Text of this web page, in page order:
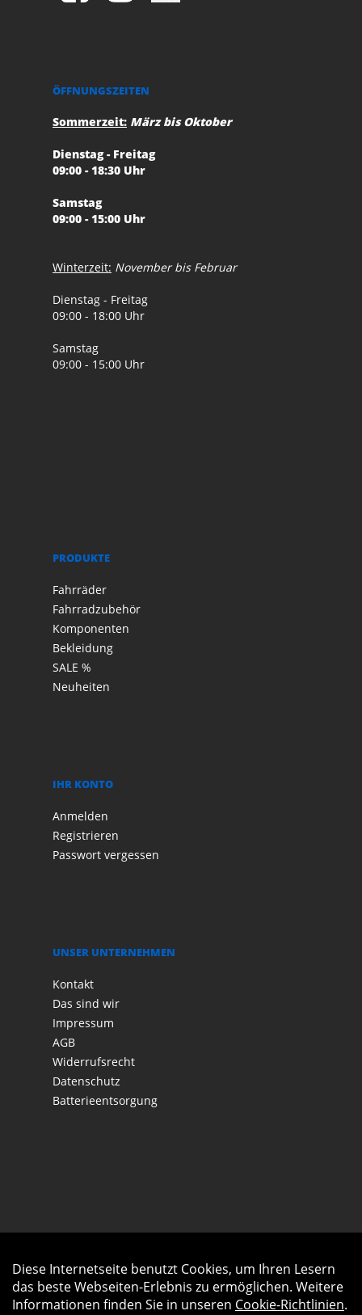
ÖFFNUNGSZEITEN
Sommerzeit: März bis Oktober
Dienstag - Freitag
09:00 - 18:30 Uhr
Samstag
09:00 - 15:00 Uhr
Winterzeit: November bis Februar
Dienstag - Freitag
09:00 - 18:00 Uhr
Samstag
09:00 - 15:00 Uhr
PRODUKTE
Fahrräder
Fahrradzubehör
Komponenten
Bekleidung
SALE %
Neuheiten
IHR KONTO
Anmelden
Registrieren
Passwort vergessen
UNSER UNTERNEHMEN
Kontakt
Das sind wir
Impressum
AGB
Widerrufsrecht
Datenschutz
Batterieentsorgung
Diese Internetseite benutzt Cookies, um Ihren Lesern
das beste Webseiten-Erlebnis zu ermöglichen. Weitere
Informationen finden Sie in unseren Cookie-Richtlinien.
Auftrag widerrufen